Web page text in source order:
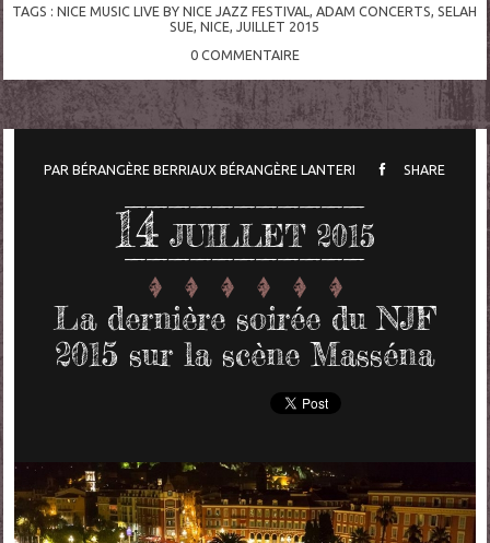
TAGS :NICE MUSIC LIVE BY NICE JAZZ FESTIVAL ADAM CONCERTS ,SELAH
SUE ,NICE
JUILLET 2015
0 COMMENTAIRE
PAR BÉRANGÈRE BERRIAUXBÉRANGÈRE LANTERI SHARE
14 JUILLET 2015
La dernière soirée du NJF
2015 sur la scène Masséna